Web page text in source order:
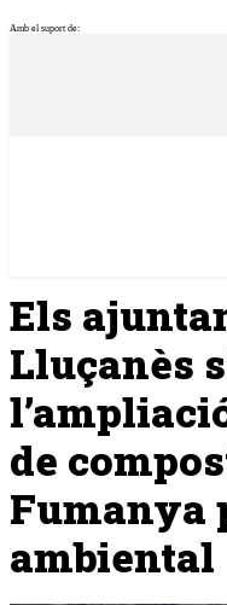
Amb el suport de:
Els
Lluçanès
de
Fumanya
ambiental